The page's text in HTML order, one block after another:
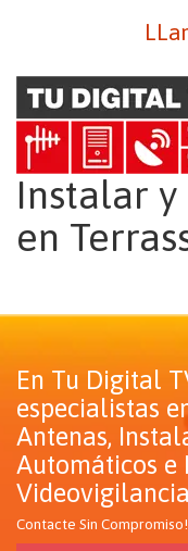
Instalar y
en
En Tu Digital
especialistas
Antenas,
Automáticos e
Contacte Sin Compromiso!